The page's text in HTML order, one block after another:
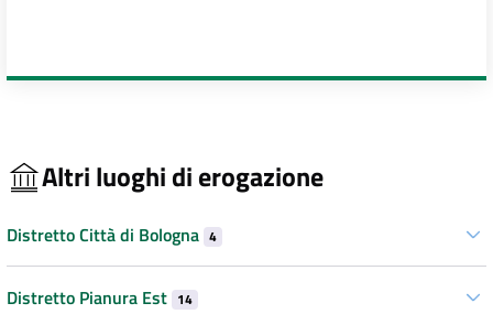
Altri luoghi di erogazione
Distretto Città di Bologna 4
Distretto Pianura Est 14